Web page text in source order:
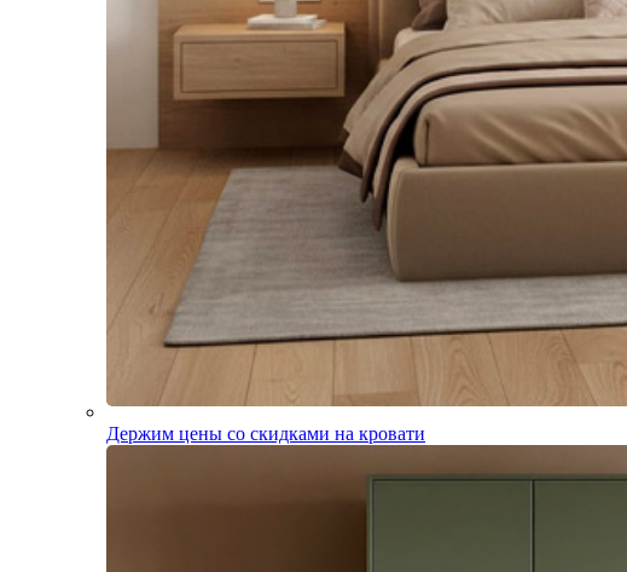
Держим цены со скидками на кровати